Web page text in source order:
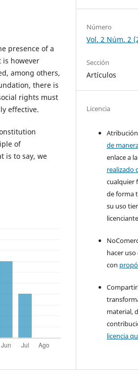
presence of a
however
among others,
there is
rights must
effective.
of
is to say, we
Número
Vol. 2 Núm. 2
Sección
Artículos
Licencia
de
enlace a
realizado
cualquier
de forma
su uso
hacer
con
material,
licencia